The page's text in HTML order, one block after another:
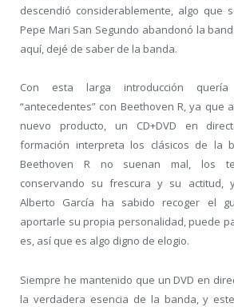
descendió considerablemente, algo que
Pepe Mari San Segundo abandonó la
aquí, dejé de saber de la banda.
Con esta larga introducción
“antecedentes” con Beethoven R, ya que
nuevo producto, un CD+DVD en
formación interpreta los clásicos de la
Beethoven R no suenan mal, los
conservando su frescura y su actitud,
Alberto García ha sabido recoger el
aportarle su propia personalidad, puede
es, así que es algo digno de elogio.
Siempre he mantenido que un DVD en
la verdadera esencia de la banda, y